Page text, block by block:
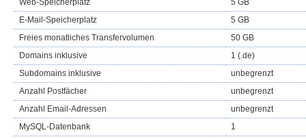
Web-Speicherplatz
5 GB
E-Mail-Speicherplatz
5 GB
Freies monatliches Transfervolumen
50 GB
Domains inklusive
1 (.de)
Subdomains inklusive
unbegrenzt
Anzahl Postfächer
unbegrenzt
Anzahl Email-Adressen
unbegrenzt
MySQL-Datenbank
1